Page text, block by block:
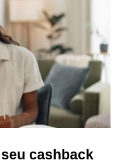
cashback